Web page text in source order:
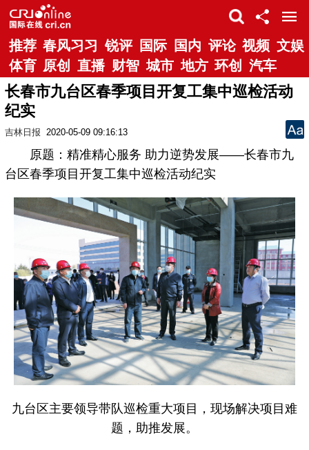
推荐 春风习习 锐评 国际 国内 评论 视频 文娱
体育 原创 直播 财智 城市 地方 环创 汽车
长春市九台区春季项目开复工集中巡检活动
纪实
吉林日报 2020-05-09 09:16:13
原题：精准精心服务 助力逆势发展——长春市九
台区春季项目开复工集中巡检活动纪实
九台区主要领导带队巡检重大项目，现场解决项目难
题，助推发展。